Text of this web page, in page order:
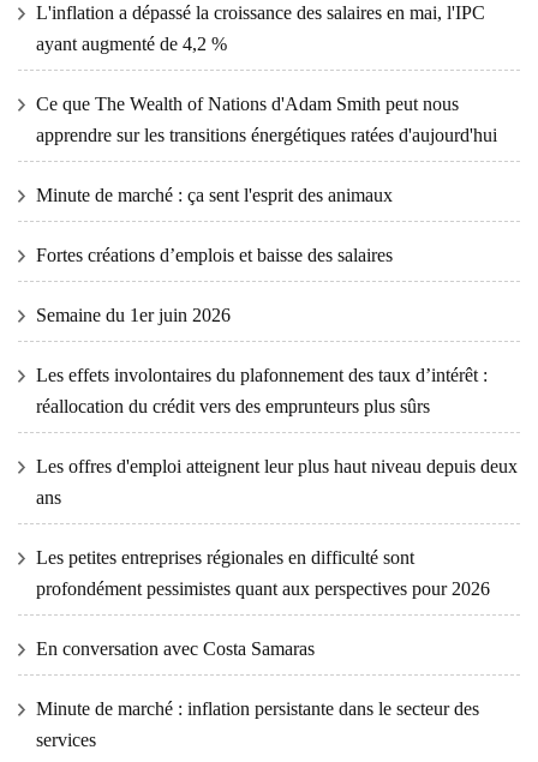
L'inflation a dépassé la croissance des salaires en mai, l'IPC
ayant augmenté de 4,2 %
Ce que The Wealth of Nations d'Adam Smith peut nous
apprendre sur les transitions énergétiques ratées d'aujourd'hui
Minute de marché : ça sent l'esprit des animaux
Fortes créations d’emplois et baisse des salaires
Semaine du 1er juin 2026
Les effets involontaires du plafonnement des taux d’intérêt :
réallocation du crédit vers des emprunteurs plus sûrs
Les offres d'emploi atteignent leur plus haut niveau depuis deux
ans
Les petites entreprises régionales en difficulté sont
profondément pessimistes quant aux perspectives pour 2026
En conversation avec Costa Samaras
Minute de marché : inflation persistante dans le secteur des
services